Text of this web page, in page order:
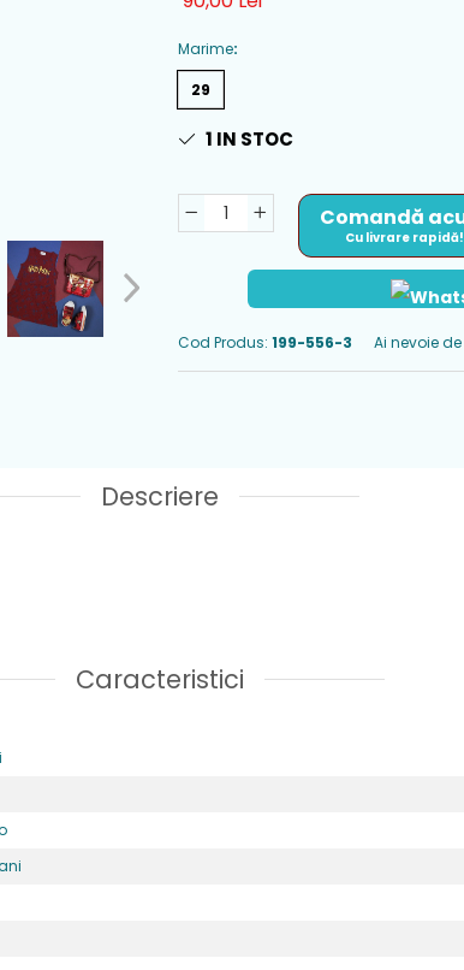
Marime:
29
1 IN STOC
Comandă
Cu livrare rapidă!
Cod Produs: 199-556-3 Ai nevoie
Descriere
Caracteristici